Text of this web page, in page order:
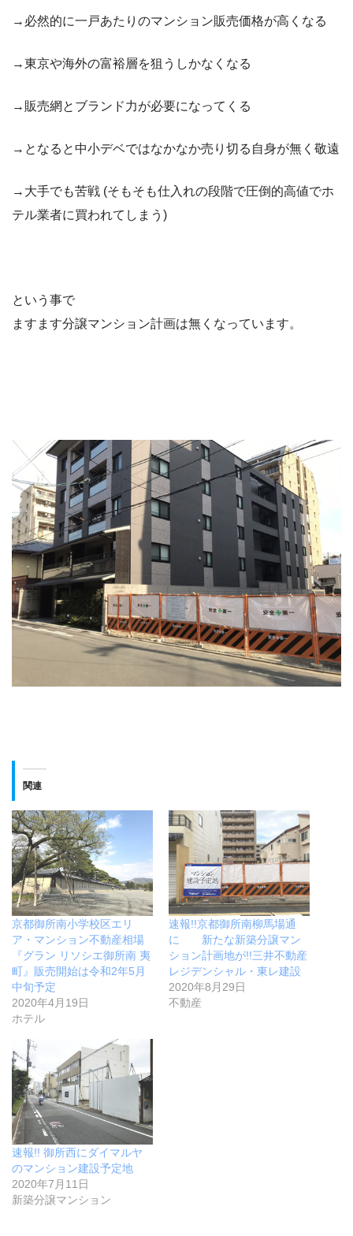
→必然的に一戸あたりのマンション販売価格が高くなる
→東京や海外の富裕層を狙うしかなくなる
→販売網とブランド力が必要になってくる
→となると中小デベではなかなか売り切る自身が無く敬遠
→大手でも苦戦 (そもそも仕入れの段階で圧倒的高値でホ
テル業者に買われてしまう)
という事で
ますます分譲マンション計画は無くなっています。
関連
京都御所南小学校区エリ
ア・マンション不動産相場
『グラン リソシエ御所南 夷
町』販売開始は令和2年5月
中旬予定
2020年4月19日
ホテル
速報!!京都御所南柳馬場通
に 新たな新築分譲マン
ション計画地が!!三井不動産
レジデンシャル・東レ建設
2020年8月29日
不動産
速報!! 御所西にダイマルヤ
のマンション建設予定地
2020年7月11日
新築分譲マンション